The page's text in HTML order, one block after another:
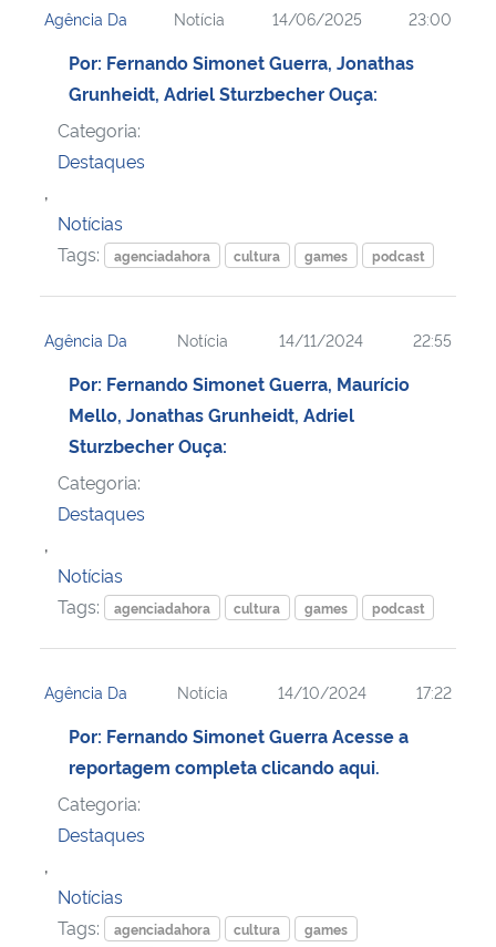
Ministério da Cidadania
Ministério de Minas e Energia
Ministério da Ciência, Tecnologia, Inovações e Comunicações
Ministério do Meio Ambiente
Controladoria-Geral da União
Ministério da Mulher, da Família e dos Direitos Humanos
Secretaria-Geral
Secretaria de Governo
Banco Central do Brasil
Agência Da Notícia 14/06/2025 23:00
Por: Fernando Simonet Guerra, Jonathas
Grunheidt, Adriel Sturzbecher Ouça:
Categoria:
Destaques
,
Notícias
Tags:
agenciadahora cultura games podcast
Agência Da Notícia 14/11/2024 22:55
Por: Fernando Simonet Guerra, Maurício
Mello, Jonathas Grunheidt, Adriel
Sturzbecher Ouça:
Categoria:
Destaques
,
Notícias
Tags:
agenciadahora cultura games podcast
Agência Da Notícia 14/10/2024 17:22
Por: Fernando Simonet Guerra Acesse a
reportagem completa clicando aqui.
Categoria:
Destaques
,
Notícias
Tags:
agenciadahora cultura
games